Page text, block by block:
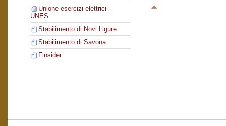
Unione esercizi elettrici -
UNES
Stabilimento di Novi Ligure
Stabilimento di Savona
Finsider